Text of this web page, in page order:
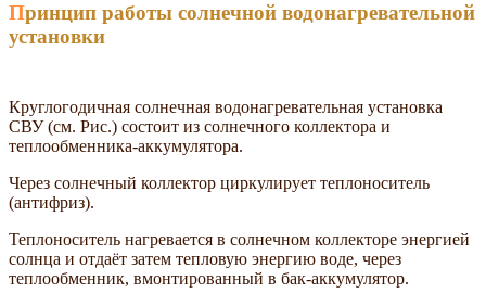
Принцип работы солнечной водонагревательной
установки
Круглогодичная солнечная водонагревательная установка
СВУ (см. Рис.) состоит из солнечного коллектора и
теплообменника-аккумулятора.
Через солнечный коллектор циркулирует теплоноситель
(антифриз).
Теплоноситель нагревается в солнечном коллекторе энергией
солнца и отдаёт затем тепловую энергию воде, через
теплообменник, вмонтированный в бак-аккумулятор.